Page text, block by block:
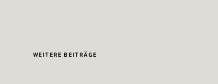
WEITERE BEITRÄGE